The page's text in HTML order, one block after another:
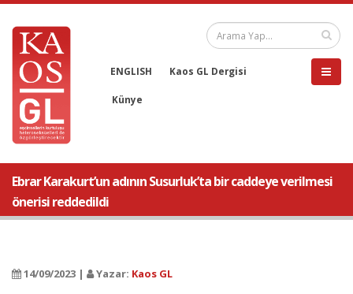
ENGLISH Kaos GL Dergisi
Künye
Ebrar Karakurt’un adının Susurluk’ta bir caddeye verilmesi
önerisi reddedildi
14/09/2023 | Yazar: Kaos GL